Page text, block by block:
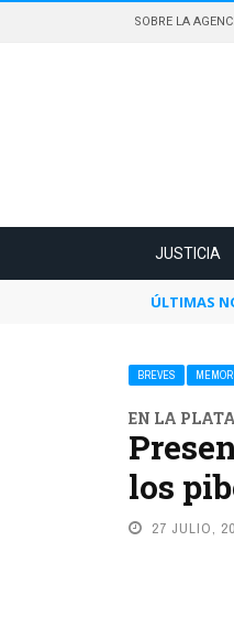
SOBRE LA
JUSTICIA
ÚLTIMAS
BREVES
EN LA PLATA
los
27 JULIO,